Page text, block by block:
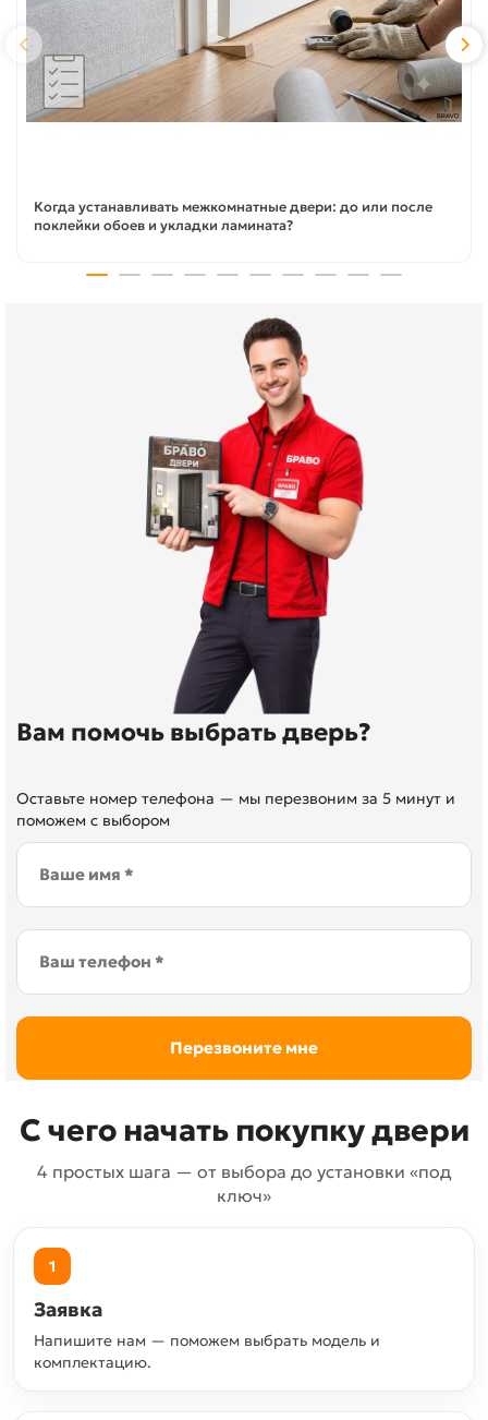
Когда устанавливать межкомнатные двери: до или после
поклейки обоев и укладки ламината?
Вам помочь выбрать дверь?
Оставьте номер телефона — мы перезвоним за 5 минут и
поможем с выбором
С чего начать покупку двери
4 простых шага — от выбора до установки «под
ключ»
1
Заявка
Напишите нам — поможем выбрать модель и
комплектацию.